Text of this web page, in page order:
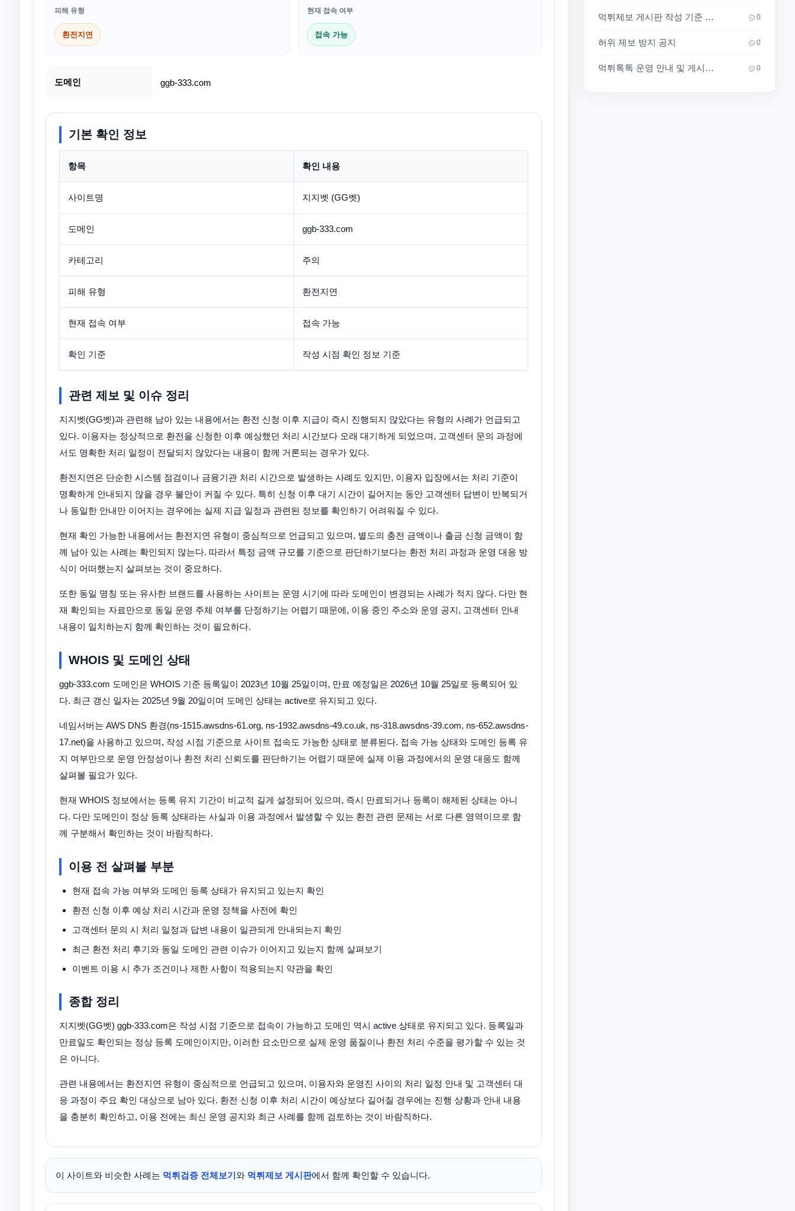
피해 유형
환전지연
현재 접속 여부
접속 가능
도메인 ggb-333.com
기본 확인 정보
항목 확인 내용
사이트명 지지벳 (GG벳)
도메인 ggb-333.com
카테고리 주의
피해 유형 환전지연
현재 접속 여부 접속 가능
확인 기준 작성 시점 확인 정보 기준
관련 제보 및 이슈 정리
지지벳(GG벳)과 관련해 남아 있는 내용에서는 환전 신청 이후 지급이 즉시 진행되지 않았다는 유형의 사례가 언급되고
있다. 이용자는 정상적으로 환전을 신청한 이후 예상했던 처리 시간보다 오래 대기하게 되었으며, 고객센터 문의 과정에
서도 명확한 처리 일정이 전달되지 않았다는 내용이 함께 거론되는 경우가 있다.
환전지연은 단순한 시스템 점검이나 금융기관 처리 시간으로 발생하는 사례도 있지만, 이용자 입장에서는 처리 기준이
명확하게 안내되지 않을 경우 불안이 커질 수 있다. 특히 신청 이후 대기 시간이 길어지는 동안 고객센터 답변이 반복되거
나 동일한 안내만 이어지는 경우에는 실제 지급 일정과 관련된 정보를 확인하기 어려워질 수 있다.
현재 확인 가능한 내용에서는 환전지연 유형이 중심적으로 언급되고 있으며, 별도의 충전 금액이나 출금 신청 금액이 함
께 남아 있는 사례는 확인되지 않는다. 따라서 특정 금액 규모를 기준으로 판단하기보다는 환전 처리 과정과 운영 대응 방
식이 어떠했는지 살펴보는 것이 중요하다.
또한 동일 명칭 또는 유사한 브랜드를 사용하는 사이트는 운영 시기에 따라 도메인이 변경되는 사례가 적지 않다. 다만 현
재 확인되는 자료만으로 동일 운영 주체 여부를 단정하기는 어렵기 때문에, 이용 중인 주소와 운영 공지, 고객센터 안내
내용이 일치하는지 함께 확인하는 것이 필요하다.
WHOIS 및 도메인 상태
ggb-333.com 도메인은 WHOIS 기준 등록일이 2023년 10월 25일이며, 만료 예정일은 2026년 10월 25일로 등록되어 있
다. 최근 갱신 일자는 2025년 9월 20일이며 도메인 상태는 active로 유지되고 있다.
네임서버는 AWS DNS 환경(ns-1515.awsdns-61.org, ns-1932.awsdns-49.co.uk, ns-318.awsdns-39.com, ns-652.awsdns-
17.net)을 사용하고 있으며, 작성 시점 기준으로 사이트 접속도 가능한 상태로 분류된다. 접속 가능 상태와 도메인 등록 유
지 여부만으로 운영 안정성이나 환전 처리 신뢰도를 판단하기는 어렵기 때문에 실제 이용 과정에서의 운영 대응도 함께
살펴볼 필요가 있다.
현재 WHOIS 정보에서는 등록 유지 기간이 비교적 길게 설정되어 있으며, 즉시 만료되거나 등록이 해제된 상태는 아니
다. 다만 도메인이 정상 등록 상태라는 사실과 이용 과정에서 발생할 수 있는 환전 관련 문제는 서로 다른 영역이므로 함
께 구분해서 확인하는 것이 바람직하다.
이용 전 살펴볼 부분
현재 접속 가능 여부와 도메인 등록 상태가 유지되고 있는지 확인
환전 신청 이후 예상 처리 시간과 운영 정책을 사전에 확인
고객센터 문의 시 처리 일정과 답변 내용이 일관되게 안내되는지 확인
최근 환전 처리 후기와 동일 도메인 관련 이슈가 이어지고 있는지 함께 살펴보기
이벤트 이용 시 추가 조건이나 제한 사항이 적용되는지 약관을 확인
종합 정리
지지벳(GG벳) ggb-333.com은 작성 시점 기준으로 접속이 가능하고 도메인 역시 active 상태로 유지되고 있다. 등록일과
만료일도 확인되는 정상 등록 도메인이지만, 이러한 요소만으로 실제 운영 품질이나 환전 처리 수준을 평가할 수 있는 것
은 아니다.
관련 내용에서는 환전지연 유형이 중심적으로 언급되고 있으며, 이용자와 운영진 사이의 처리 일정 안내 및 고객센터 대
응 과정이 주요 확인 대상으로 남아 있다. 환전 신청 이후 처리 시간이 예상보다 길어질 경우에는 진행 상황과 안내 내용
을 충분히 확인하고, 이용 전에는 최신 운영 공지와 최근 사례를 함께 검토하는 것이 바람직하다.
이 사이트와 비슷한 사례는 먹튀검증 전체보기와 먹튀제보 게시판에서 함께 확인할 수 있습니다.
먹튀제보 게시판 작성 기준 안내 0
허위 제보 방지 공지 0
먹튀톡톡 운영 안내 및 게시판 이용 기준 0